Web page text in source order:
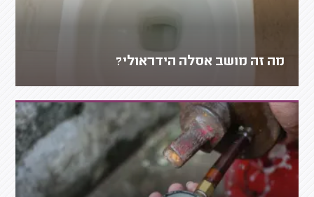
מה זה מושב אסלה הידראולי?